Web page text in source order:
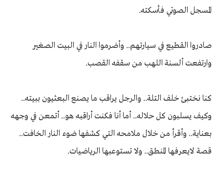
المسجل الصوتي فأسكته.
صادروا القطيع في سيارتهم.. وأضرموا النار في البيت الصغير
وارتفعت ألسنة اللهب من سقفه القصب.
كنا نختبئ خلف التلة.. والرجل يراقب ما يصنع البعثيون ببيته..
وكيف يسلبون كل حلاله.. أما أنا فكنت أراقبه هو.. أتمعن في وجهه
بعناية.. وأقرأ من خلال ملامحه التي كشفها ضوء النار الخافت..
قصة لايعرفها المنطق.. ولا تستوعبها الرياضيات.